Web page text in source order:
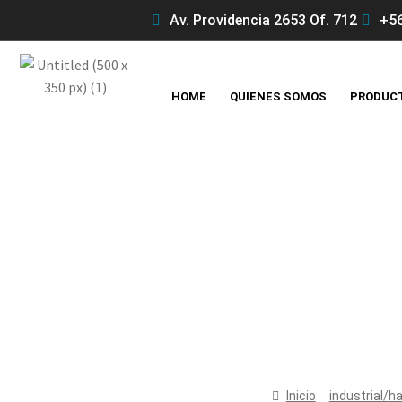
Av. Providencia 2653 Of. 712
HOME QUIENES SOMOS
Inicio industrial/